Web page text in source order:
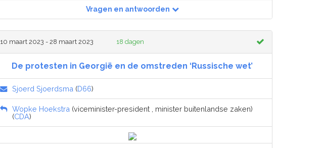
Vragen en antwoorden
10 maart 2023 - 28 maart 2023 18 dagen
De protesten in Georgië en de omstreden ‘Russische wet’
Sjoerd Sjoerdsma (D66)
Wopke Hoekstra (viceminister-president , minister buitenlandse zaken)
(CDA)